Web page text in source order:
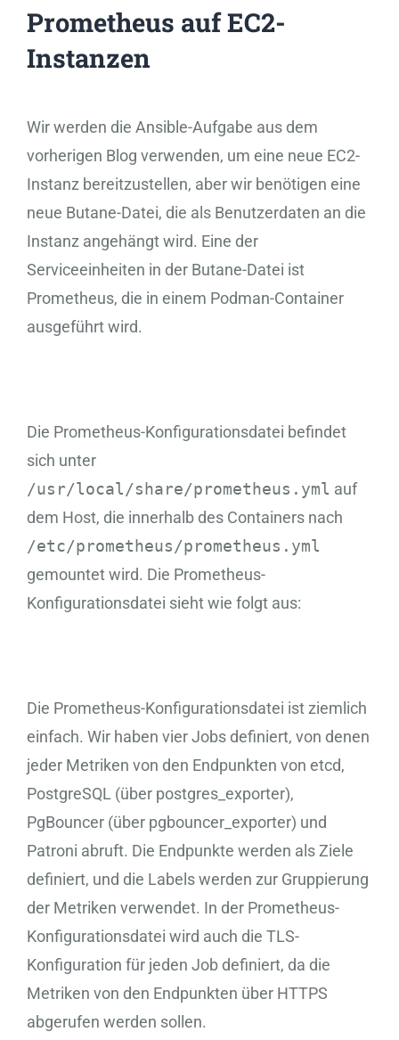
Prometheus auf EC2-
Instanzen
Wir werden die Ansible-Aufgabe aus dem
vorherigen Blog verwenden, um eine neue EC2-
Instanz bereitzustellen, aber wir benötigen eine
neue Butane-Datei, die als Benutzerdaten an die
Instanz angehängt wird. Eine der
Serviceeinheiten in der Butane-Datei ist
Prometheus, die in einem Podman-Container
ausgeführt wird.
Die Prometheus-Konfigurationsdatei befindet
sich unter
/usr/local/share/prometheus.yml auf
dem Host, die innerhalb des Containers nach
/etc/prometheus/prometheus.yml
gemountet wird. Die Prometheus-
Konfigurationsdatei sieht wie folgt aus:
Die Prometheus-Konfigurationsdatei ist ziemlich
einfach. Wir haben vier Jobs definiert, von denen
jeder Metriken von den Endpunkten von etcd,
PostgreSQL (über postgres_exporter),
PgBouncer (über pgbouncer_exporter) und
Patroni abruft. Die Endpunkte werden als Ziele
definiert, und die Labels werden zur Gruppierung
der Metriken verwendet. In der Prometheus-
Konfigurationsdatei wird auch die TLS-
Konfiguration für jeden Job definiert, da die
Metriken von den Endpunkten über HTTPS
abgerufen werden sollen.